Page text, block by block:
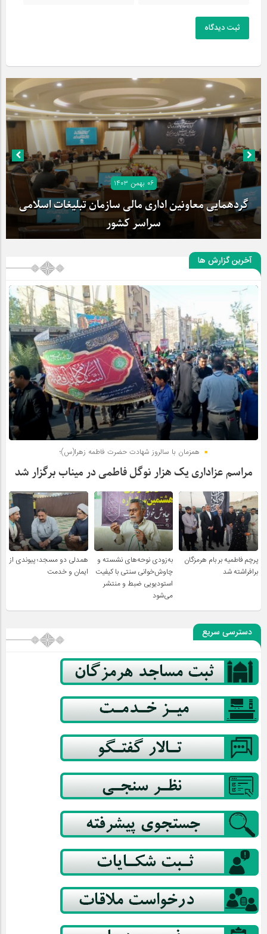
ثبت دیدگاه
۰۶ بهمن ۱۴۰۳
گردهمایی معاونین اداری مالی سازمان تبلیغات اسلامی
سراسر کشور
آخرین گزارش ها
همزمان با سالروز شهادت حضرت فاطمه زهرا(س)؛
مراسم عزاداری یک هزار نوگل فاطمی در میناب برگزار شد
پرچم فاطمیه بر بام هرمزگان
برافراشته شد
به‌زودی نوحه‌های نشسته و
چاوش‌خوانی سنتی با کیفیت
استودیویی ضبط و منتشر
می‌شود
همدلی دو مسجد؛ پیوندی از
ایمان و خدمت
دسترسی سریع